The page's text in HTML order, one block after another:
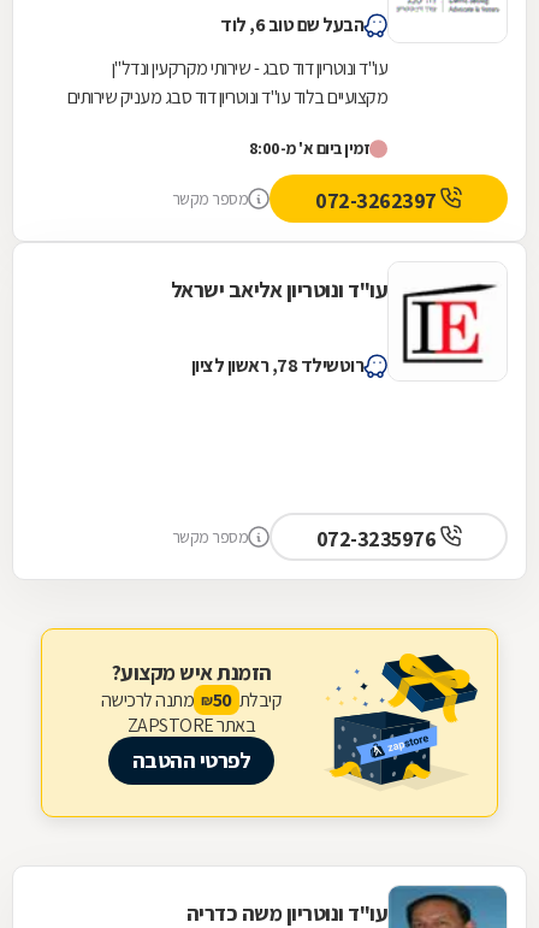
הבעל שם טוב 6, לוד
עו"ד ונוטריון דוד סבג - שירותי מקרקעין ונדל"ן
מקצועיים בלוד עו"ד ונוטריון דוד סבג מעניק שירותים
זמין ביום א' מ-8:00
מספר מקשר
עו"ד ונוטריון אליאב ישראל
רוטשילד 78, ראשון לציון
מספר מקשר
הזמנת איש מקצוע?
קיבלת 50
₪ מתנה לרכישה
באתר ZAPSTORE
לפרטי ההטבה
עו"ד ונוטריון משה כדריה